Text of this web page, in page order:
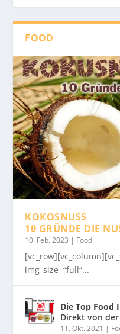
FOOD
KOKOSNUSS
10 GRÜNDE DIE
10. Feb. 2023 | Food
img_size=“full“...
Die Top Food
Direkt von der
11. Okt. 2021 |